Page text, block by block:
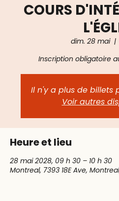
COURS
dim. 28 mai
  |
Inscription obligatoire
Il n'y a plus de billets
Voir autres
Heure et lieu
28 mai 2028, 09 h 30 – 10 h 30
Montreal, 7393 18E Ave,